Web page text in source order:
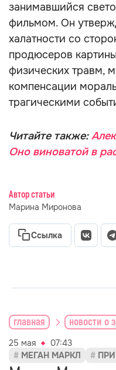
занимавшийся
фильмом. Он
халатности со
продюсеров
физических травм,
компенсации
трагическими
Читайте также:
Оно виноватой в
Автор статьи
Марина Миронова
Ссылка
главная новости о
25 мая
07:43
МЕГАН МАРКЛ